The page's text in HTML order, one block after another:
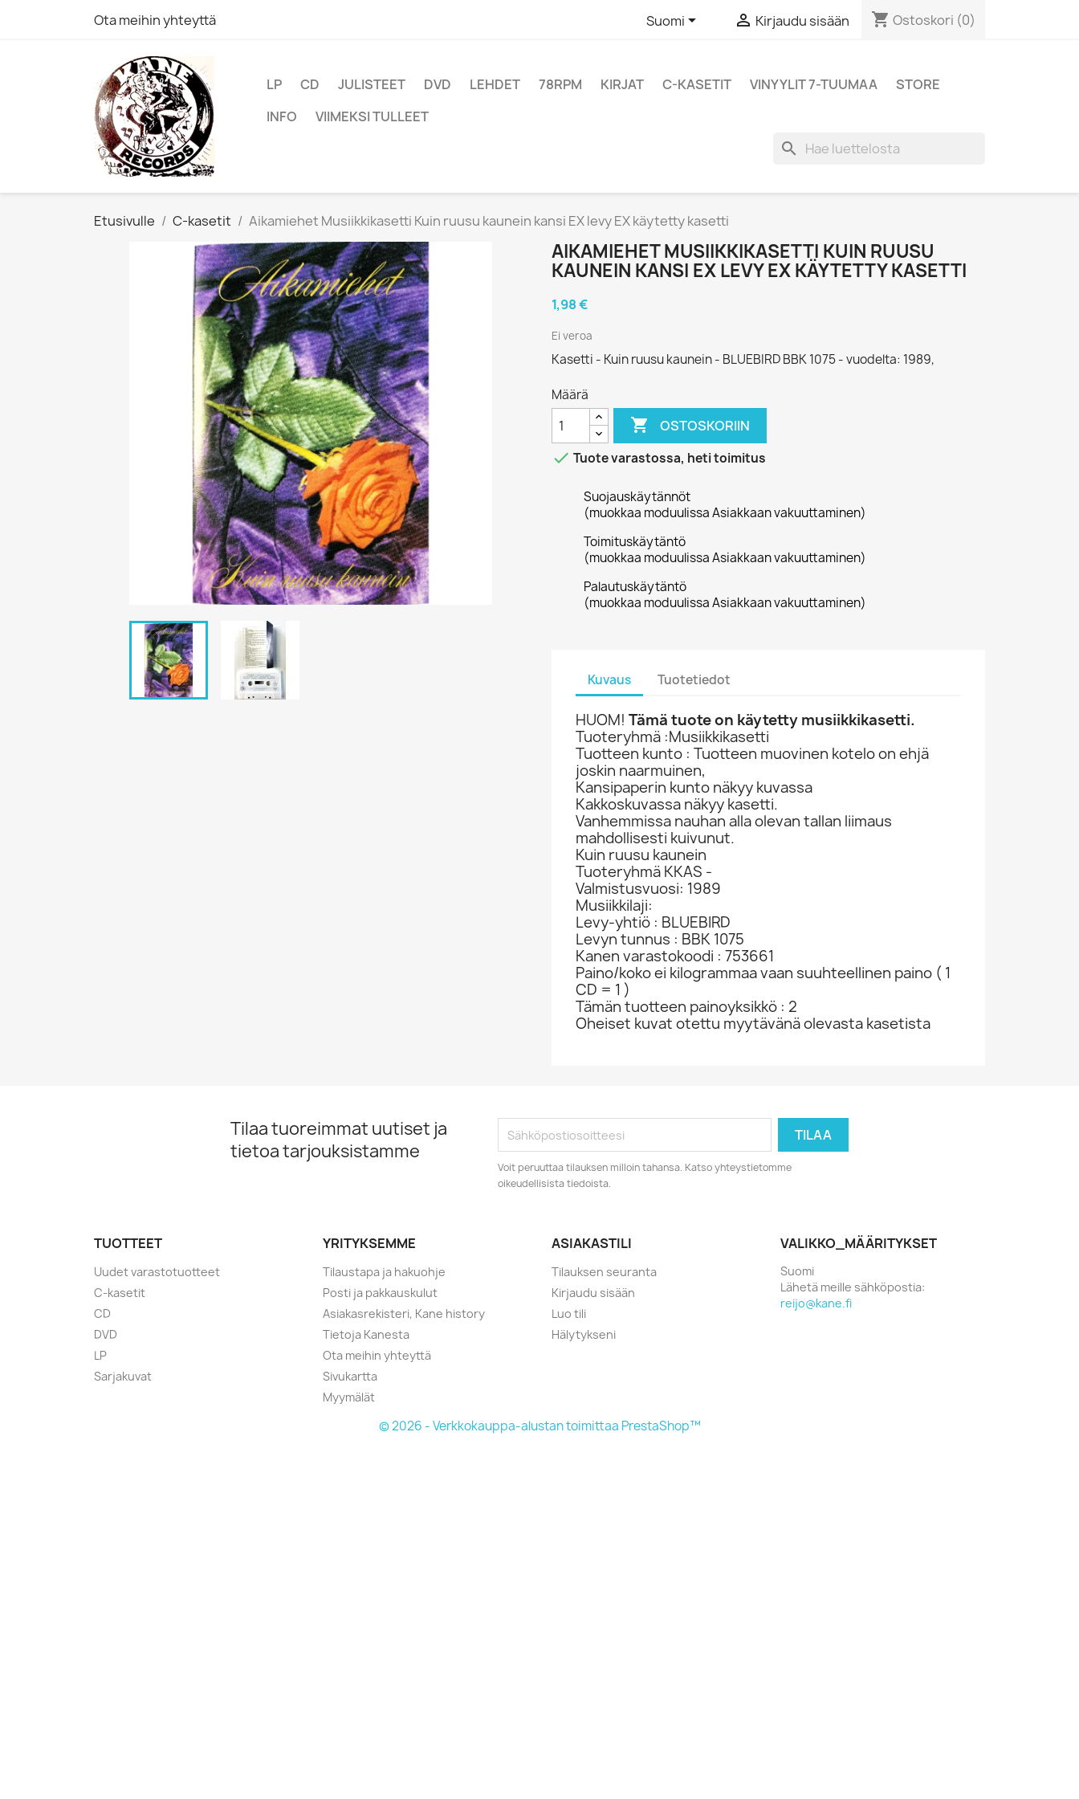
Ota meihin yhteyttä Suomi  Kirjaudu sisään shopping_cart Ostoskori (0)
LP CD JULISTEET DVD LEHDET 78RPM KIRJAT C-KASETIT VINYYLIT 7-TUUMAA
STORE
INFO
VIIMEKSI TULLEET
search
Etusivulle C-kasetit Aikamiehet Musiikkikasetti Kuin ruusu kaunein kansi EX levy EX käytetty kasetti
AIKAMIEHET MUSIIKKIKASETTI KUIN RUUSU
KAUNEIN KANSI EX LEVY EX KÄYTETTY KASETTI
1,98 €
Ei veroa
Kasetti - Kuin ruusu kaunein - BLUEBIRD BBK 1075 - vuodelta: 1989,
Määrä
 OSTOSKORIIN
 Tuote varastossa, heti toimitus
Suojauskäytännöt
(muokkaa moduulissa Asiakkaan vakuuttaminen)
Toimituskäytäntö
(muokkaa moduulissa Asiakkaan vakuuttaminen)
Palautuskäytäntö
(muokkaa moduulissa Asiakkaan vakuuttaminen)
Kuvaus Tuotetiedot
HUOM! Tämä tuote on käytetty musiikkikasetti.
Tuoteryhmä :Musiikkikasetti
Tuotteen kunto : Tuotteen muovinen kotelo on ehjä
joskin naarmuinen,
Kansipaperin kunto näkyy kuvassa
Kakkoskuvassa näkyy kasetti.
Vanhemmissa nauhan alla olevan tallan liimaus
mahdollisesti kuivunut.
Kuin ruusu kaunein
Tuoteryhmä KKAS -
Valmistusvuosi: 1989
Musiikkilaji:
Levy-yhtiö : BLUEBIRD
Levyn tunnus : BBK 1075
Kanen varastokoodi : 753661
Paino/koko ei kilogrammaa vaan suuhteellinen paino ( 1
CD = 1 )
Tämän tuotteen painoyksikkö : 2
Oheiset kuvat otettu myytävänä olevasta kasetista
Tilaa tuoreimmat uutiset ja
tietoa tarjouksistamme
Voit peruuttaa tilauksen milloin tahansa. Katso yhteystietomme
oikeudellisista tiedoista.
TUOTTEET
Uudet varastotuotteet
C-kasetit
CD
DVD
LP
Sarjakuvat
YRITYKSEMME
Tilaustapa ja hakuohje
Posti ja pakkauskulut
Asiakasrekisteri, Kane history
Tietoja Kanesta
Ota meihin yhteyttä
Sivukartta
Myymälät
ASIAKASTILI
Tilauksen seuranta
Kirjaudu sisään
Luo tili
Hälytykseni
VALIKKO_MÄÄRITYKSET
Suomi
Lähetä meille sähköpostia:
reijo@kane.fi
© 2026 - Verkkokauppa-alustan toimittaa PrestaShop™